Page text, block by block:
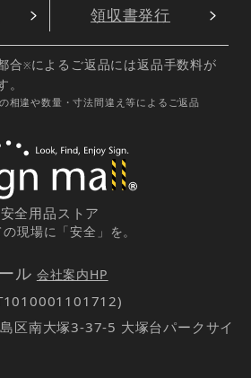
領収書発行
合※によるご返品には返品手数料が
相違や数量・寸法間違え等によるご返品
安全用品ストア
現場に「安全」を。
ル 会社案内HP
区南大塚3-37-5 大塚台パークサイ